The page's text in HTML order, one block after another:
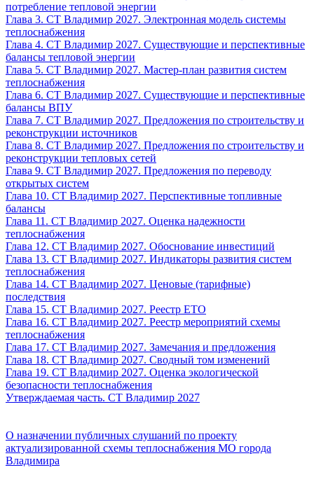
потребление тепловой энергии
Глава 3. СТ Владимир 2027. Электронная модель системы
теплоснабжения
Глава 4. СТ Владимир 2027. Существующие и перспективные
балансы тепловой энергии
Глава 5. СТ Владимир 2027. Мастер-план развития систем
теплоснабжения
Глава 6. СТ Владимир 2027. Существующие и перспективные
балансы ВПУ
Глава 7. СТ Владимир 2027. Предложения по строительству и
реконструкции источников
Глава 8. СТ Владимир 2027. Предложения по строительству и
реконструкции тепловых сетей
Глава 9. СТ Владимир 2027. Предложения по переводу
открытых систем
Глава 10. СТ Владимир 2027. Перспективные топливные
балансы
Глава 11. СТ Владимир 2027. Оценка надежности
теплоснабжения
Глава 12. СТ Владимир 2027. Обоснование инвестиций
Глава 13. СТ Владимир 2027. Индикаторы развития систем
теплоснабжения
Глава 14. СТ Владимир 2027. Ценовые (тарифные)
последствия
Глава 15. СТ Владимир 2027. Реестр ЕТО
Глава 16. СТ Владимир 2027. Реестр мероприятий схемы
теплоснабжения
Глава 17. СТ Владимир 2027. Замечания и предложения
Глава 18. СТ Владимир 2027. Сводный том изменений
Глава 19. СТ Владимир 2027. Оценка экологической
безопасности теплоснабжения
Утверждаемая часть. СТ Владимир 2027
О назначении публичных слушаний по проекту
актуализированной схемы теплоснабжения МО города
Владимира